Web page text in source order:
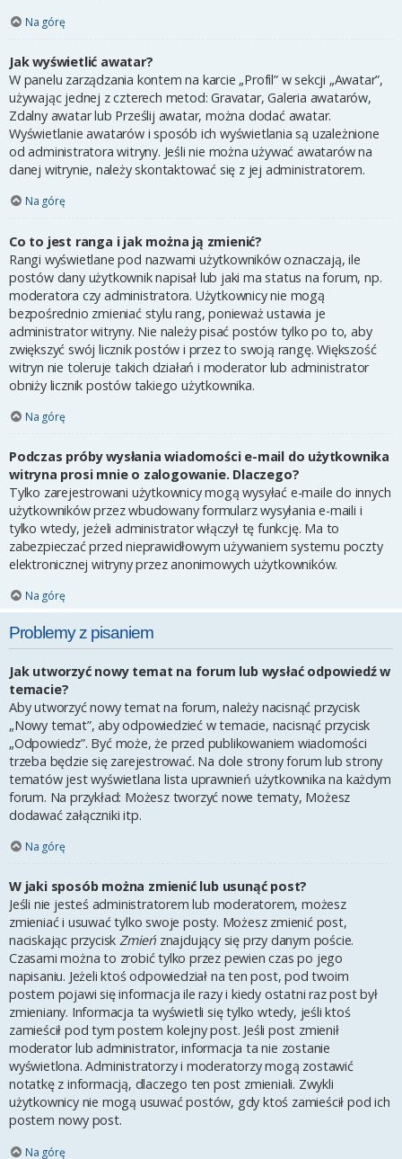
Na górę
Jak wyświetlić awatar?
W panelu zarządzania kontem na karcie „Profil” w sekcji „Awatar”,
używając jednej z czterech metod: Gravatar, Galeria awatarów,
Zdalny awatar lub Prześlij awatar, można dodać awatar.
Wyświetlanie awatarów i sposób ich wyświetlania są uzależnione
od administratora witryny. Jeśli nie można używać awatarów na
danej witrynie, należy skontaktować się z jej administratorem.
Na górę
Co to jest ranga i jak można ją zmienić?
Rangi wyświetlane pod nazwami użytkowników oznaczają, ile
postów dany użytkownik napisał lub jaki ma status na forum, np.
moderatora czy administratora. Użytkownicy nie mogą
bezpośrednio zmieniać stylu rang, ponieważ ustawia je
administrator witryny. Nie należy pisać postów tylko po to, aby
zwiększyć swój licznik postów i przez to swoją rangę. Większość
witryn nie toleruje takich działań i moderator lub administrator
obniży licznik postów takiego użytkownika.
Na górę
Podczas próby wysłania wiadomości e-mail do użytkownika
witryna prosi mnie o zalogowanie. Dlaczego?
Tylko zarejestrowani użytkownicy mogą wysyłać e-maile do innych
użytkowników przez wbudowany formularz wysyłania e-maili i
tylko wtedy, jeżeli administrator włączył tę funkcję. Ma to
zabezpieczać przed nieprawidłowym używaniem systemu poczty
elektronicznej witryny przez anonimowych użytkowników.
Na górę
Problemy z pisaniem
Jak utworzyć nowy temat na forum lub wysłać odpowiedź w
temacie?
Aby utworzyć nowy temat na forum, należy nacisnąć przycisk
„Nowy temat”, aby odpowiedzieć w temacie, nacisnąć przycisk
„Odpowiedz”. Być może, że przed publikowaniem wiadomości
trzeba będzie się zarejestrować. Na dole strony forum lub strony
tematów jest wyświetlana lista uprawnień użytkownika na każdym
forum. Na przykład: Możesz tworzyć nowe tematy, Możesz
dodawać załączniki itp.
Na górę
W jaki sposób można zmienić lub usunąć post?
Jeśli nie jesteś administratorem lub moderatorem, możesz
zmieniać i usuwać tylko swoje posty. Możesz zmienić post,
naciskając przycisk Zmień znajdujący się przy danym poście.
Czasami można to zrobić tylko przez pewien czas po jego
napisaniu. Jeżeli ktoś odpowiedział na ten post, pod twoim
postem pojawi się informacja ile razy i kiedy ostatni raz post był
zmieniany. Informacja ta wyświetli się tylko wtedy, jeśli ktoś
zamieścił pod tym postem kolejny post. Jeśli post zmienił
moderator lub administrator, informacja ta nie zostanie
wyświetlona. Administratorzy i moderatorzy mogą zostawić
notatkę z informacją, dlaczego ten post zmieniali. Zwykli
użytkownicy nie mogą usuwać postów, gdy ktoś zamieścił pod ich
postem nowy post.
Na górę